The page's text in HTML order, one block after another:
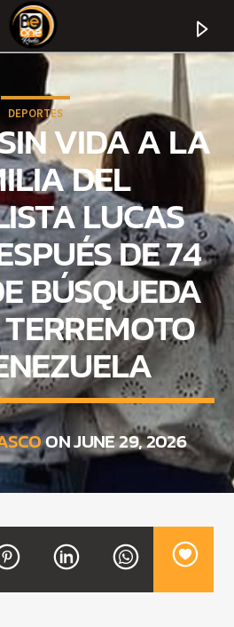
DEPORTES
VIDA A LA
DEL
LUCAS
DE 74
BÚSQUEDA
ON JUNE 29, 2026